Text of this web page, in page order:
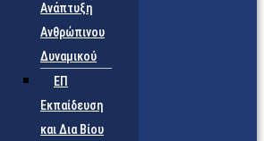
Ανάπτυξη
Ανθρώπινου
Δυναμικού
ΕΠ
Εκπαίδευση
και Δια Βίου